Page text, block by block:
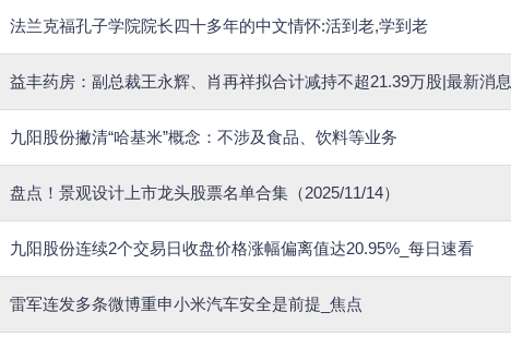
法兰克福孔子学院院长四十多年的中文情怀:活到老,学到老
益丰药房：副总裁王永辉、肖再祥拟合计减持不超21.39万股|最新消息
九阳股份撇清“哈基米”概念：不涉及食品、饮料等业务
盘点！景观设计上市龙头股票名单合集（2025/11/14）
九阳股份连续2个交易日收盘价格涨幅偏离值达20.95%_每日速看
雷军连发多条微博重申小米汽车安全是前提_焦点